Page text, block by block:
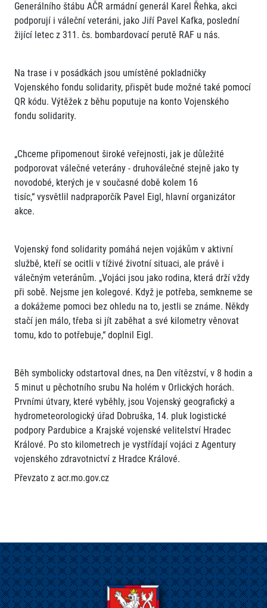
Generálního štábu AČR armádní generál Karel Řehka, akci
podporují i váleční veteráni, jako Jiří Pavel Kafka, poslední
žijící letec z 311. čs. bombardovací perutě RAF u nás.
Na trase i v posádkách jsou umístěné pokladničky
Vojenského fondu solidarity, přispět bude možné také pomocí
QR kódu. Výtěžek z běhu poputuje na konto Vojenského
fondu solidarity.
„Chceme připomenout široké veřejnosti, jak je důležité
podporovat válečné veterány - druhoválečné stejně jako ty
novodobé, kterých je v současné době kolem 16
tisíc,“ vysvětlil nadpraporčík Pavel Eigl, hlavní organizátor
akce.
Vojenský fond solidarity pomáhá nejen vojákům v aktivní
službě, kteří se ocitli v tíživé životní situaci, ale právě i
válečným veteránům. „Vojáci jsou jako rodina, která drží vždy
při sobě. Nejsme jen kolegové. Když je potřeba, semkneme se
a dokážeme pomoci bez ohledu na to, jestli se známe. Někdy
stačí jen málo, třeba si jít zaběhat a své kilometry věnovat
tomu, kdo to potřebuje,“ doplnil Eigl.
Běh symbolicky odstartoval dnes, na Den vítězství, v 8 hodin a
5 minut u pěchotního srubu Na holém v Orlických horách.
Prvními útvary, které vyběhly, jsou Vojenský geografický a
hydrometeorologický úřad Dobruška, 14. pluk logistické
podpory Pardubice a Krajské vojenské velitelství Hradec
Králové. Po sto kilometrech je vystřídají vojáci z Agentury
vojenského zdravotnictví z Hradce Králové.
Převzato z acr.mo.gov.cz